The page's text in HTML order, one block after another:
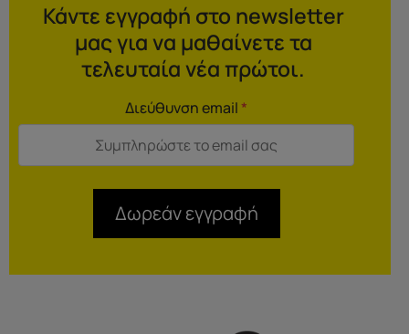
Κάντε εγγραφή στο newsletter
μας για να μαθαίνετε τα
τελευταία νέα πρώτοι.
Διεύθυνση email*
Δωρεάν εγγραφή